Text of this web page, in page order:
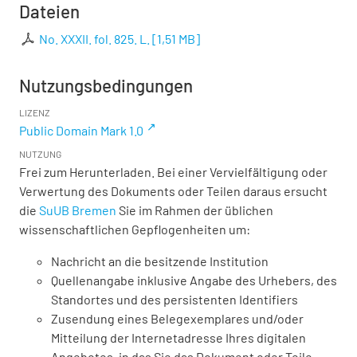
Dateien
No. XXXII. fol. 825. L. [1,51 MB]
Nutzungsbedingungen
LIZENZ
Public Domain Mark 1.0
NUTZUNG
Frei zum Herunterladen. Bei einer Vervielfältigung oder
Verwertung des Dokuments oder Teilen daraus ersucht
die SuUB Bremen Sie im Rahmen der üblichen
wissenschaftlichen Gepflogenheiten um:
Nachricht an die besitzende Institution
Quellenangabe inklusive Angabe des Urhebers, des
Standortes und des persistenten Identifiers
Zusendung eines Belegexemplares und/oder
Mitteilung der Internetadresse Ihres digitalen